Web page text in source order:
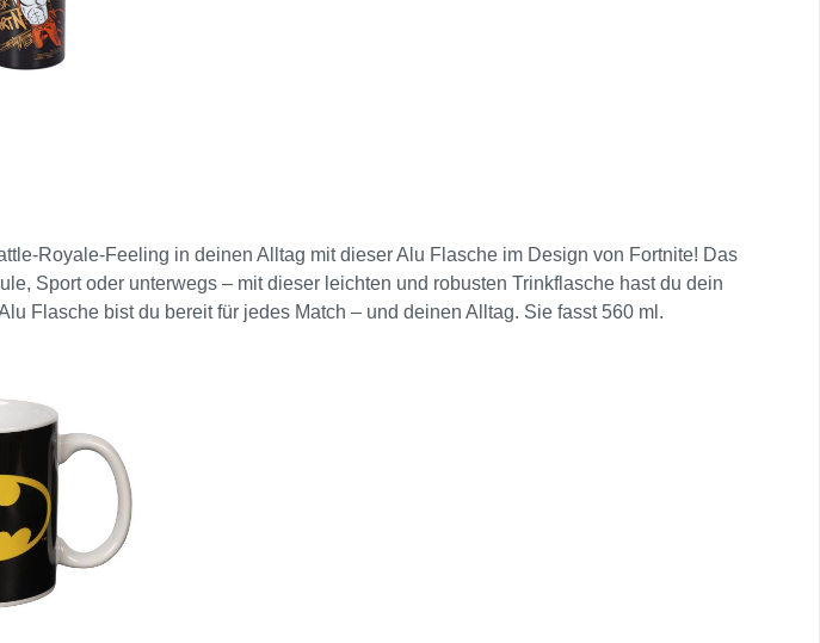
Royale-Feeling in deinen Alltag mit dieser Alu Flasche im Design von Fortnite! Das
Sport oder unterwegs – mit dieser leichten und robusten Trinkflasche hast du dein
Flasche bist du bereit für jedes Match – und deinen Alltag. Sie fasst 560 ml.